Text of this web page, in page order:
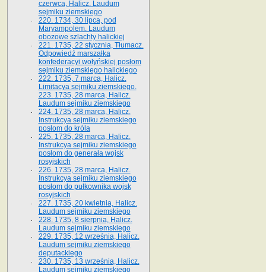
czerwca, Halicz. Laudum
sejmiku ziemskiego
220. 1734, 30 lipca, pod
Maryampolem. Laudum
obozowe szlachty halickiej
221. 1735, 22 stycznia, Tłumacz.
Odpowiedź marszałka
konfederacyi wołyńskiej posłom
sejmiku ziemskiego halickiego
222. 1735, 7 marca, Halicz.
Limitacya sejmiku ziemskiego.
223. 1735, 28 marca, Halicz.
Laudum sejmiku ziemskiego
224. 1735, 28 marca, Halicz.
Instrukcya sejmiku ziemskiego
posłom do króla
225. 1735, 28 marca, Halicz.
Instrukcya sejmiku ziemskiego
posłom do generała wojsk
rosyjskich
226. 1735, 28 marca, Halicz.
Instrukcya sejmiku ziemskiego
posłom do pułkownika wojsk
rosyjskich
227. 1735, 20 kwietnia, Halicz.
Laudum sejmiku ziemskiego
228. 1735, 8 sierpnia, Halicz.
Laudum sejmiku ziemskiego
229. 1735, 12 września, Halicz.
Laudum sejmiku ziemskiego
deputackiego
230. 1735, 13 września, Halicz.
Laudum sejmiku ziemskiego